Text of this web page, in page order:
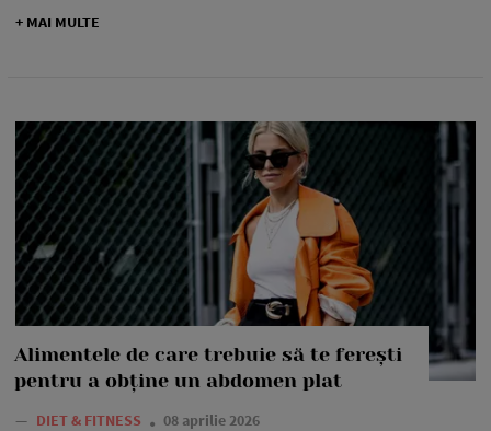
+ MAI MULTE
Alimentele de care trebuie să te ferești
pentru a obține un abdomen plat
— DIET & FITNESS 08 aprilie 2026